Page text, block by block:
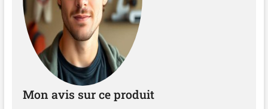
BMW, VW, Audi, Mercedes,
Hyundai IONIQ, Renault
ZOË, Fiat, Kia, Volvo, et bien
d'autres AUCUNE
INSTALLATION -
installation nécessaire,
Mon avis sur ce produit